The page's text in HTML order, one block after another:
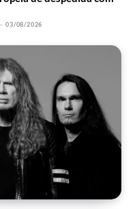
- 03/08/2026